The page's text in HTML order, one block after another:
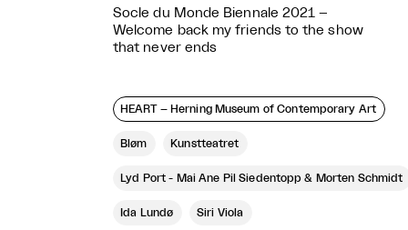
Socle du Monde Biennale 2021 –
Welcome back my friends to the show
that never ends
HEART – Herning Museum of Contemporary Art
Bløm Kunstteatret
Lyd Port - Mai Ane Pil Siedentopp & Morten Schmidt
Ida Lundø Siri Viola